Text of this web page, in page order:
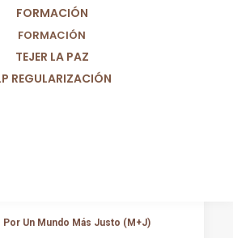
FORMACIÓN
FORMACIÓN
TEJER LA PAZ
REGULARIZACIÓN
Por Un Mundo Más Justo (M+J)